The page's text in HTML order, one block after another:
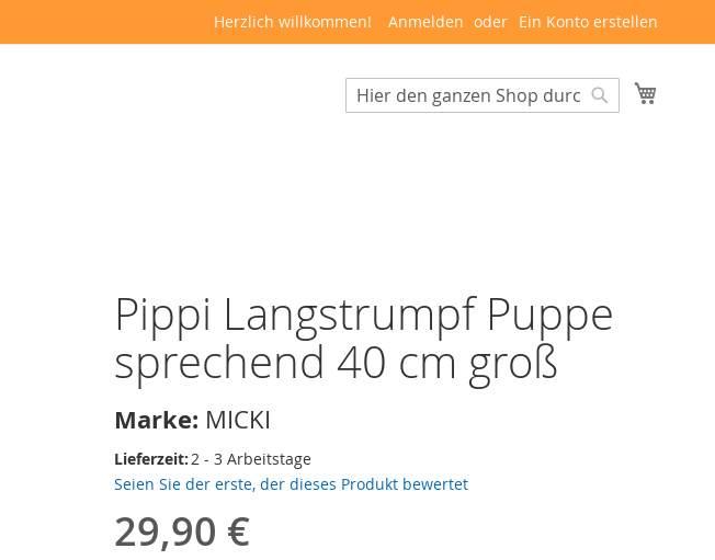
Herzlich willkommen! Anmelden Ein Konto erstellen
Suche
Pippi Langstrumpf Puppe
sprechend 40 cm groß
Marke: MICKI
Lieferzeit:2 - 3 Arbeitstage
Seien Sie der erste, der dieses Produkt bewertet
29,90 €